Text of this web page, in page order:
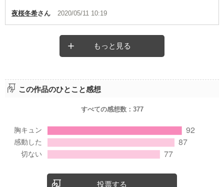
夜桜冬希さん 2020/05/11 10:19
もっと見る
この作品のひとこと感想
すべての感想数： 377
投票する